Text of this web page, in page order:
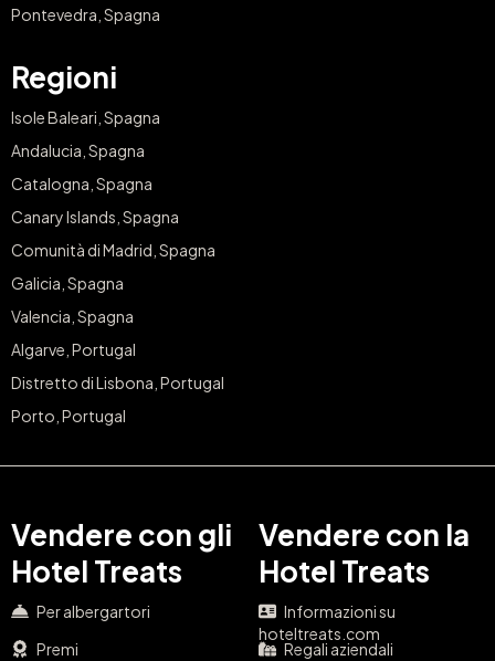
Pontevedra, Spagna
Regioni
Isole Baleari, Spagna
Andalucia, Spagna
Catalogna, Spagna
Canary Islands, Spagna
Comunità di Madrid, Spagna
Galicia, Spagna
Valencia, Spagna
Algarve, Portugal
Distretto di Lisbona, Portugal
Porto, Portugal
Vendere con gli
Hotel Treats
Per albergartori
Premi
Vendere con la
Hotel Treats
Informazioni su
hoteltreats.com
Regali aziendali